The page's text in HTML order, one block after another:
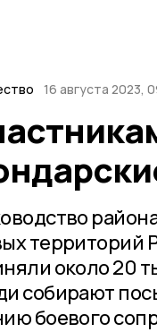
16 августа 2023,
территорий
около 20
собирают
боевого